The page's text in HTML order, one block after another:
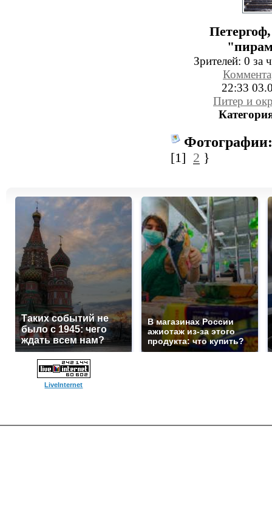
Зрителей: 0 за
22:33
Питер и
[1] 2 }
Таких событий не
было с 1945: чего
ждать всем нам?
В магазинах России
ажиотаж из-за этого
продукта: что купить?
LiveInternet